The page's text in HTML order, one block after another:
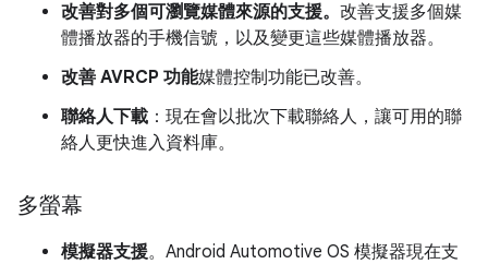
改善對多個可瀏覽媒體來源的支援。 改善支援多個媒
體播放器的手機信號，以及變更這些媒體播放器。
改善 AVRCP 功能媒體控制功能已改善。
聯絡人下載 ：現在會以批次下載聯絡人，讓可用的聯
絡人更快進入資料庫。
多螢幕
模擬器支援。Android Automotive OS 模擬器現在支